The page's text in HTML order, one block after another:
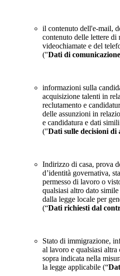
il contenuto dell'e-mail,
contenuto delle lettere di
videochiamate e del
("Dati di comunicazione
informazioni sulla
acquisizione talenti in
reclutamento e
delle assunzioni in
e candidatura e dati
("Dati sulle decisioni di
Indirizzo di casa, prova
d’identità governativa,
permesso di lavoro o
qualsiasi altro dato
dalla legge locale per
(“Dati richiesti dal
Stato di immigrazione,
al lavoro e qualsiasi
sopra indicata nella
la legge applicabile (“